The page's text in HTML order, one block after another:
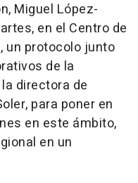
Miguel López-
en el Centro de
un protocolo junto
de la
directora de
para poner en
en este ámbito,
en un